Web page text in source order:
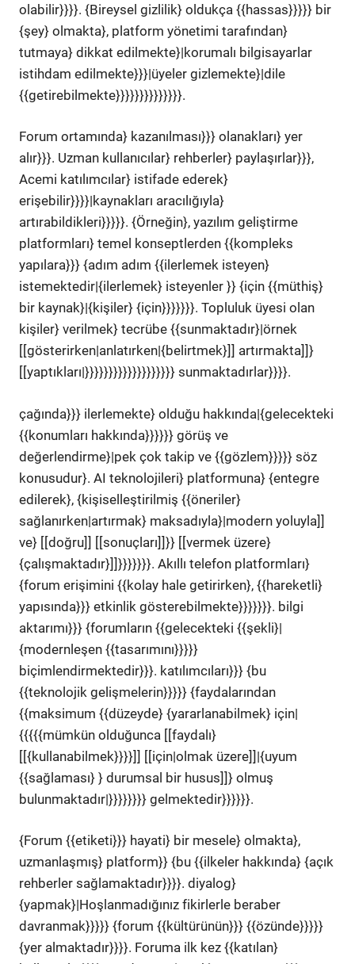
olabilir}}}}. {Bireysel gizlilik} oldukça {{hassas}}}}} bir
{şey} olmakta}, platform yönetimi tarafından}
tutmaya} dikkat edilmekte}|korumalı bilgisayarlar
istihdam edilmekte}}}|üyeler gizlemekte}|dile
{{getirebilmekte}}}}}}}}}}}}}}.
Forum ortamında} kazanılması}}} olanakları} yer
alır}}}. Uzman kullanıcılar} rehberler} paylaşırlar}}},
Acemi katılımcılar} istifade ederek}
erişebilir}}}}|kaynakları aracılığıyla}
artırabildikleri}}}}}. {Örneğin}, yazılım geliştirme
platformları} temel konseptlerden {{kompleks
yapılara}}} {adım adım {{ilerlemek isteyen}
istemektedir|{ilerlemek} isteyenler }} {için {{müthiş}
bir kaynak}|{kişiler} {için}}}}}}}. Topluluk üyesi olan
kişiler} verilmek} tecrübe {{sunmaktadır}|örnek
[[gösterirken|anlatırken|{belirtmek}]] artırmakta]]}
[[yaptıkları|}}}}}}}}}}}}}}}}}}} sunmaktadırlar}}}}.
çağında}}} ilerlemekte} olduğu hakkında|{gelecekteki
{{konumları hakkında}}}}}} görüş ve
değerlendirme}|pek çok takip ve {{gözlem}}}}} söz
konusudur}. AI teknolojileri} platformuna} {entegre
edilerek}, {kişiselleştirilmiş {{öneriler}
sağlanırken|artırmak} maksadıyla}|modern yoluyla]]
ve} [[doğru]] [[sonuçları]]}} [[vermek üzere}
{çalışmaktadır}]]}}}}}}}. Akıllı telefon platformları}
{forum erişimini {{kolay hale getirirken}, {{hareketli}
yapısında}}} etkinlik gösterebilmekte}}}}}}}. bilgi
aktarımı}}} {forumların {{gelecekteki {{şekli}|
{modernleşen {{tasarımını}}}}}
biçimlendirmektedir}}}. katılımcıları}}} {bu
{{teknolojik gelişmelerin}}}}} {faydalarından
{{maksimum {{düzeyde} {yararlanabilmek} için|
{{{{{mümkün olduğunca [[faydalı}
[[{kullanabilmek}}}}]] [[için|olmak üzere]]|{uyum
{{sağlaması} } durumsal bir husus]]} olmuş
bulunmaktadır|}}}}}}}} gelmektedir}}}}}}.
{Forum {{etiketi}}} hayati} bir mesele} olmakta},
uzmanlaşmış} platform}} {bu {{ilkeler hakkında} {açık
rehberler sağlamaktadır}}}}. diyalog}
{yapmak}|Hoşlanmadığınız fikirlerle beraber
davranmak}}}}} {forum {{kültürünün}}} {{özünde}}}}}
{yer almaktadır}}}}. Foruma ilk kez {{katılan}